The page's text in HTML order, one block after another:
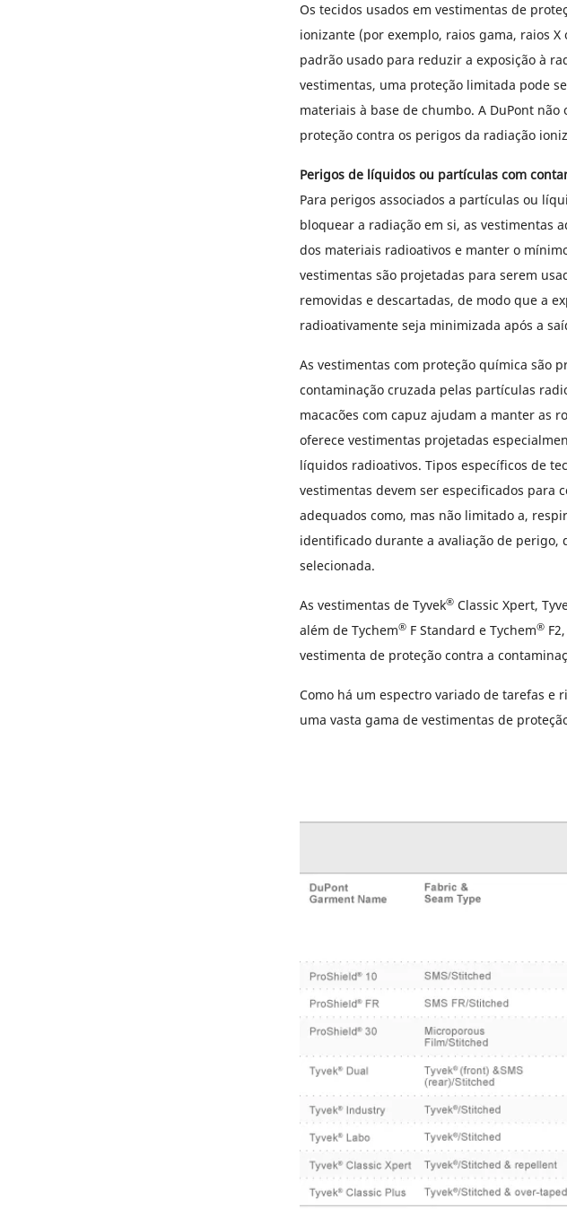
Os tecidos usados em vestimentas de
ionizante (por exemplo, raios gama, raios
padrão usado para reduzir a exposição à
vestimentas, uma proteção limitada pode
materiais à base de chumbo. A DuPont
proteção contra os perigos da radiação
Perigos de líquidos ou partículas com
Para perigos associados a partículas ou
bloquear a radiação em si, as vestimentas
dos materiais radioativos e manter o
vestimentas são projetadas para serem
removidas e descartadas, de modo que a
radioativamente seja minimizada após a
As vestimentas com proteção química são
contaminação cruzada pelas partículas
macacões com capuz ajudam a manter as
oferece vestimentas projetadas
líquidos radioativos. Tipos específicos de
vestimentas devem ser especificados para
adequados como, mas não limitado a,
identificado durante a avaliação de
selecionada.
As vestimentas de Tyvek®Classic Xpert,
além de Tychem®F Standard e Tychem®F2,
vestimenta de proteção contra a
Como há um espectro variado de tarefas e
uma vasta gama de vestimentas de